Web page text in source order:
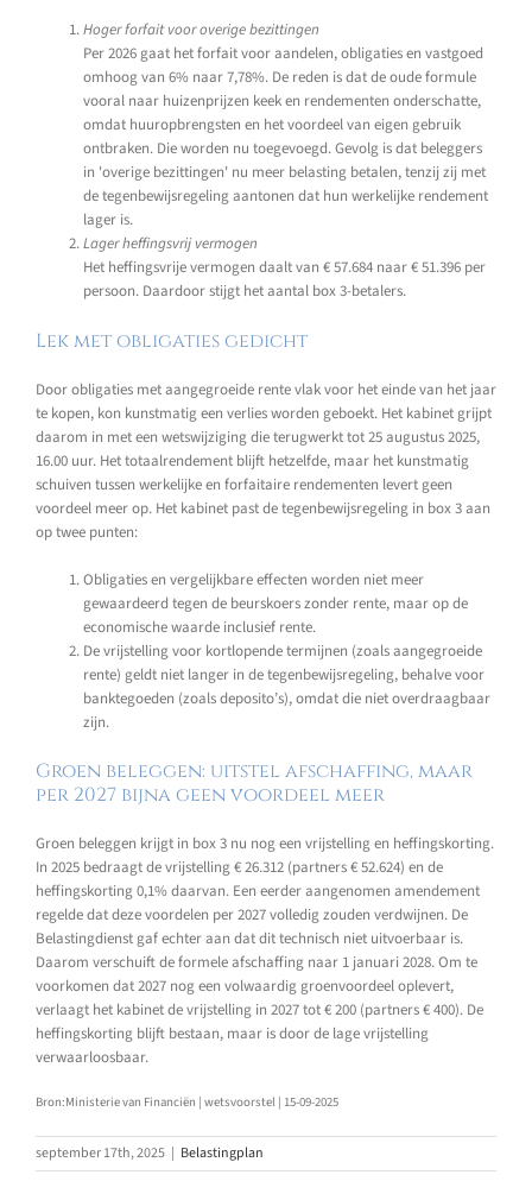
Hoger forfait voor overige bezittingen
Per 2026 gaat het forfait voor aandelen, obligaties en vastgoed
omhoog van 6% naar 7,78%. De reden is dat de oude formule
vooral naar huizenprijzen keek en rendementen onderschatte,
omdat huuropbrengsten en het voordeel van eigen gebruik
ontbraken. Die worden nu toegevoegd. Gevolg is dat beleggers
in 'overige bezittingen' nu meer belasting betalen, tenzij zij met
de tegenbewijsregeling aantonen dat hun werkelijke rendement
lager is.
Lager heffingsvrij vermogen
Het heffingsvrije vermogen daalt van € 57.684 naar € 51.396 per
persoon. Daardoor stijgt het aantal box 3-betalers.
Lek met obligaties gedicht
Door obligaties met aangegroeide rente vlak voor het einde van het jaar
te kopen, kon kunstmatig een verlies worden geboekt. Het kabinet grijpt
daarom in met een wetswijziging die terugwerkt tot 25 augustus 2025,
16.00 uur. Het totaalrendement blijft hetzelfde, maar het kunstmatig
schuiven tussen werkelijke en forfaitaire rendementen levert geen
voordeel meer op. Het kabinet past de tegenbewijsregeling in box 3 aan
op twee punten:
Obligaties en vergelijkbare effecten worden niet meer
gewaardeerd tegen de beurskoers zonder rente, maar op de
economische waarde inclusief rente.
De vrijstelling voor kortlopende termijnen (zoals aangegroeide
rente) geldt niet langer in de tegenbewijsregeling, behalve voor
banktegoeden (zoals deposito’s), omdat die niet overdraagbaar
zijn.
Groen beleggen: uitstel afschaffing, maar
per 2027 bijna geen voordeel meer
Groen beleggen krijgt in box 3 nu nog een vrijstelling en heffingskorting.
In 2025 bedraagt de vrijstelling € 26.312 (partners € 52.624) en de
heffingskorting 0,1% daarvan. Een eerder aangenomen amendement
regelde dat deze voordelen per 2027 volledig zouden verdwijnen. De
Belastingdienst gaf echter aan dat dit technisch niet uitvoerbaar is.
Daarom verschuift de formele afschaffing naar 1 januari 2028. Om te
voorkomen dat 2027 nog een volwaardig groenvoordeel oplevert,
verlaagt het kabinet de vrijstelling in 2027 tot € 200 (partners € 400). De
heffingskorting blijft bestaan, maar is door de lage vrijstelling
verwaarloosbaar.
Bron:Ministerie van Financiën | wetsvoorstel | 15-09-2025
september 17th, 2025 | Belastingplan